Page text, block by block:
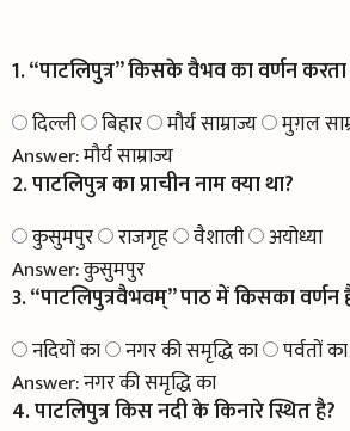
1. “पाटलिपुत्र” किसके वैभव का वर्णन
दिल्ली बिहार मौर्य साम्राज्य
मुग़ल
Answer:मौर्य साम्राज्य
2. पाटलिपुत्र का प्राचीन नाम क्या था?
कुसुमपुर राजगृह वैशाली
अयोध्या
Answer:कुसुमपुर
3. “पाटलिपुत्रवैभवम्” पाठ में किसका वर्णन
नदियों का नगर की समृद्धि का पर्वतों का
Answer:नगर की समृद्धि का
4. पाटलिपुत्र किस नदी के किनारे स्थित है?